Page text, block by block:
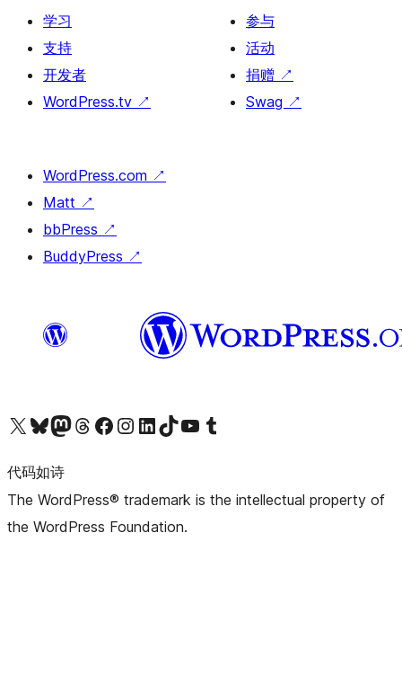
学习
支持
开发者
WordPress.tv ↗
参与
活动
捐赠 ↗
Swag ↗
WordPress.com ↗
Matt ↗
bbPress ↗
BuddyPress ↗
关注我们的 X（原 Twitter）账号访问我们的 Bluesky 账号关注我们的 Mastodon 账号访问我们的 Threads 账号 访问我们的 Facebook 公共主页关注我们的 Instagram 账号 关注我们的 LinkedIn 主页访问我们的 TikTok 账号访问我们的 YouTube 频道 访问我们的 Tumblr 账号
代码如诗
The WordPress® trademark is the intellectual property of
the WordPress Foundation.